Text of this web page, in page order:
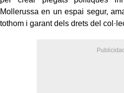
Mollerussa en un espai segur,
tothom i garant dels drets del